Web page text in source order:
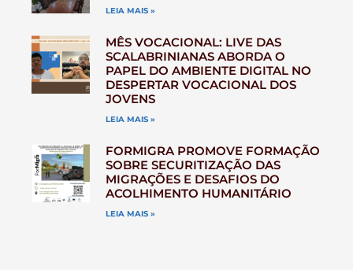
LEIA MAIS »
MÊS VOCACIONAL: LIVE DAS
SCALABRINIANAS ABORDA O
PAPEL DO AMBIENTE DIGITAL NO
DESPERTAR VOCACIONAL DOS
JOVENS
LEIA MAIS »
FORMIGRA PROMOVE FORMAÇÃO
SOBRE SECURITIZAÇÃO DAS
MIGRAÇÕES E DESAFIOS DO
ACOLHIMENTO HUMANITÁRIO
LEIA MAIS »